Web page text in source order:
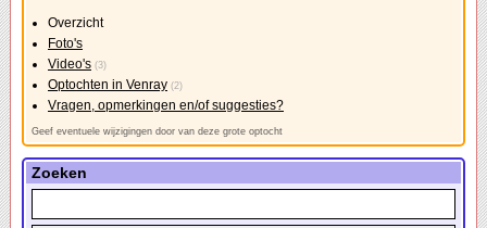
Overzicht
Foto's
Video's (3)
Optochten in Venray (2)
Vragen, opmerkingen en/of suggesties?
Geef eventuele wijzigingen door van deze grote optocht
Zoeken